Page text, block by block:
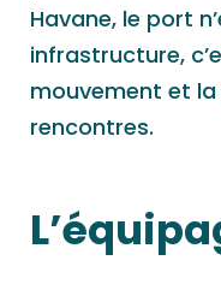
Havane, le port
infrastructure,
mouvement et
rencontres.